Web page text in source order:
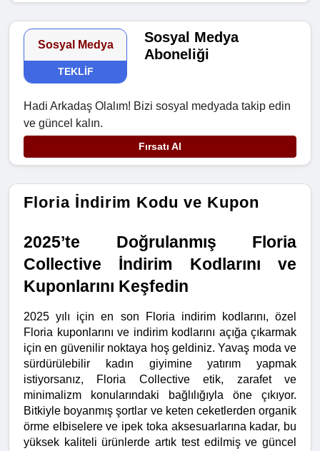
Sosyal Medya
TEKLIF
Sosyal Medya
Aboneliği
Hadi Arkadaş Olalım! Bizi sosyal medyada takip edin
ve güncel kalın.
Fırsatı Al
Floria İndirim Kodu ve Kupon
2025’te Doğrulanmış Floria
Collective İndirim Kodlarını ve
Kuponlarını Keşfedin
2025 yılı için en son Floria indirim kodlarını, özel
Floria kuponlarını ve indirim kodlarını açığa çıkarmak
için en güvenilir noktaya hoş geldiniz. Yavaş moda ve
sürdürülebilir kadın giyimine yatırım yapmak
istiyorsanız, Floria Collective etik, zarafet ve
minimalizm konularındaki bağlılığıyla öne çıkıyor.
Bitkiyle boyanmış şortlar ve keten ceketlerden organik
örme elbiselere ve ipek toka aksesuarlarına kadar, bu
yüksek kaliteli ürünlerde artık test edilmiş ve güncel